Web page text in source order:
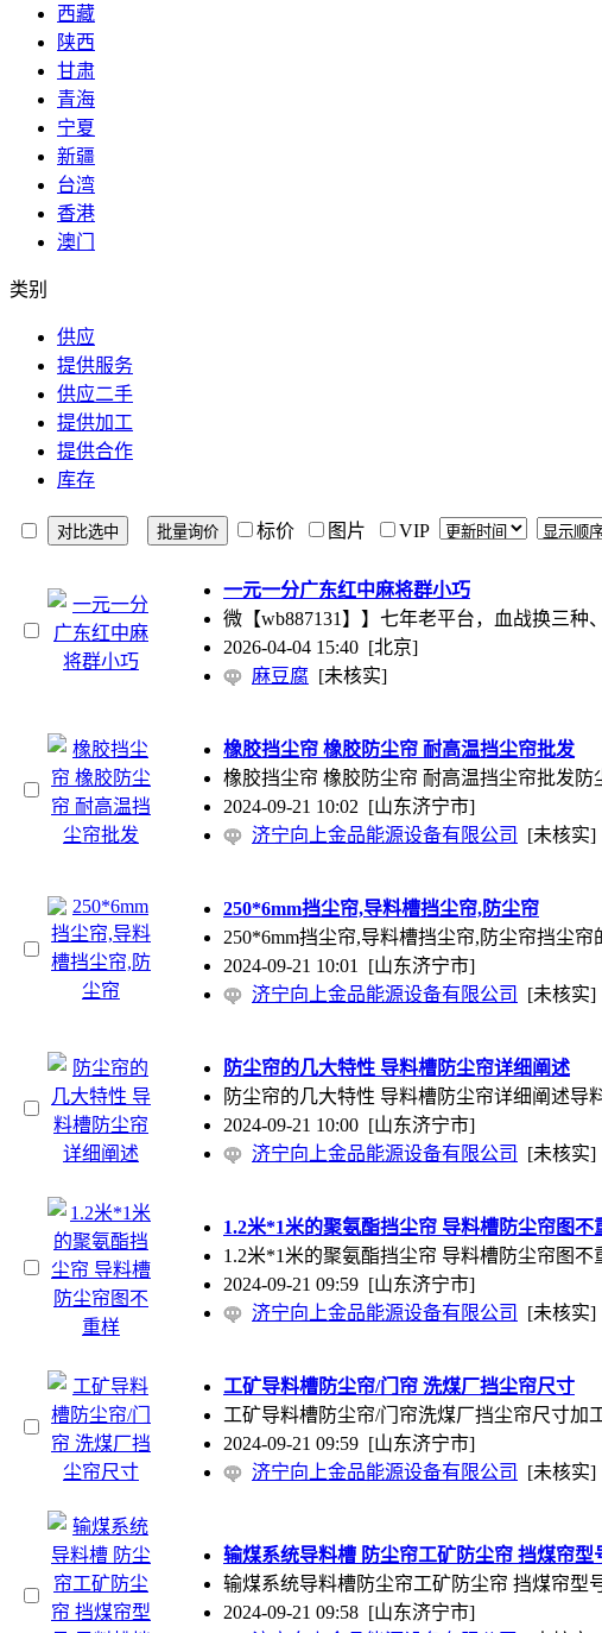
西藏
陕西
甘肃
青海
宁夏
新疆
台湾
香港
澳门
类别
供应
提供服务
供应二手
提供加工
提供合作
库存
标价 图片 VIP
一元一分广东红中麻将群小巧
微【wb887131】】七年老平台，血战换三
2026-04-04 15:40 [北京]
麻豆腐 [未核实]
橡胶挡尘帘 橡胶防尘帘 耐高温挡尘帘批发
橡胶挡尘帘 橡胶防尘帘 耐高温挡尘帘批发
2024-09-21 10:02 [山东济宁市]
济宁向上金品能源设备有限公司
[未核实]
250*6mm挡尘帘,导料槽挡尘帘,防尘帘
250*6mm挡尘帘,导料槽挡尘帘,防尘帘挡尘
2024-09-21 10:01 [山东济宁市]
济宁向上金品能源设备有限公司
[未核实]
防尘帘的几大特性 导料槽防尘帘详细阐述
防尘帘的几大特性 导料槽防尘帘详细阐述
2024-09-21 10:00 [山东济宁市]
济宁向上金品能源设备有限公司
[未核实]
1.2米*1米的聚氨酯挡尘帘 导料槽防尘帘图不
1.2米*1米的聚氨酯挡尘帘 导料槽防尘帘图
2024-09-21 09:59 [山东济宁市]
济宁向上金品能源设备有限公司
[未核实]
工矿导料槽防尘帘/门帘 洗煤厂挡尘帘尺寸
工矿导料槽防尘帘/门帘洗煤厂挡尘帘尺寸加
2024-09-21 09:59 [山东济宁市]
济宁向上金品能源设备有限公司
[未核实]
输煤系统导料槽 防尘帘工矿防尘帘 挡煤帘型
输煤系统导料槽防尘帘工矿防尘帘 挡煤帘型
2024-09-21 09:58 [山东济宁市]